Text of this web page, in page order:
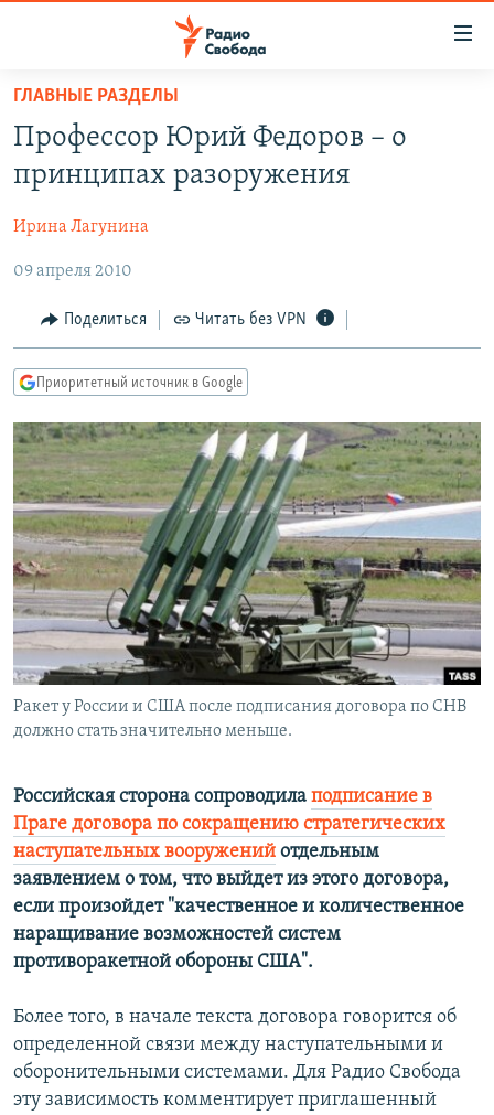
упрощенного
доступа
основному
Вернутся
главной
навигации
Вернутся
поиску
ПРОГРАММЫ
ПОДКАСТЫ
АВТОРСКИЕ ПРОЕКТЫ
ЦИТАТЫ СВОБОДЫ
МНЕНИЯ
КУЛЬТУРА
IDEL.РЕАЛИИ
КАВКАЗ.РЕАЛИИ
СЕВЕР.РЕАЛИИ
СИБИРЬ.РЕАЛИИ
РАСПИСАНИЕ ВЕЩАНИЯ
ПОДПИШИТЕСЬ НА РАССЫЛКУ
СОЦИАЛЬНЫЕ СЕТИ
ГЛАВНЫЕ РАЗДЕЛЫ
Профессор Юрий Федоров – о
принципах разоружения
Ирина Лагунина
09 апреля 2010
Поделиться Читать без VPN
Приоритетный источник в Google
Ракет у России и США после подписания договора по СНВ
должно стать значительно меньше.
Российская сторона сопроводила подписание в
Праге договора по сокращению стратегических
наступательных вооружений отдельным
заявлением о том, что выйдет из этого договора,
если произойдет "качественное и количественное
наращивание возможностей систем
противоракетной обороны США".
Более того, в начале текста договора говорится об
определенной связи между наступательными и
оборонительными системами. Для Радио Свобода
эту зависимость комментирует приглашенный